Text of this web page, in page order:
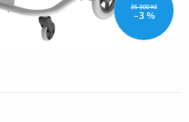
35 300 Kč
–3 %